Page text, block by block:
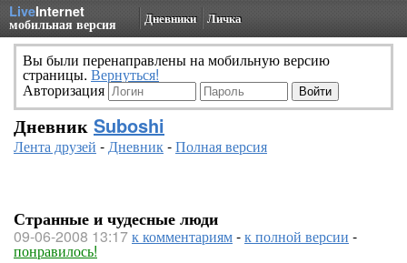
LiveInternet
мобильная версия Дневники Личка
Вы были перенаправлены на мобильную версию
страницы. Вернуться!
Авторизация
Дневник Suboshi
Лента друзей -Дневник-Полная версия
Странные и чудесные люди
09-06-2008 13:17к комментариям-к полной версии -
понравилось!